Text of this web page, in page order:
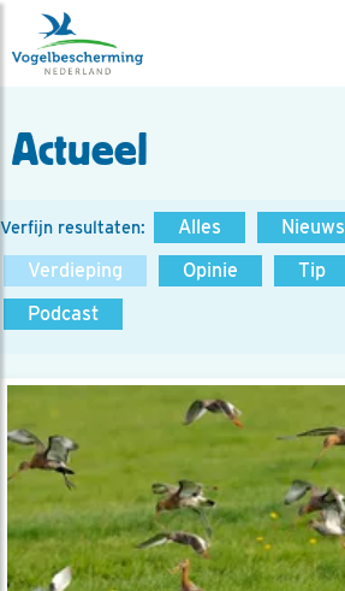
Actueel
Verfijn resultaten: Alles Nieuws
Verdieping
Opinie Tip
Podcast